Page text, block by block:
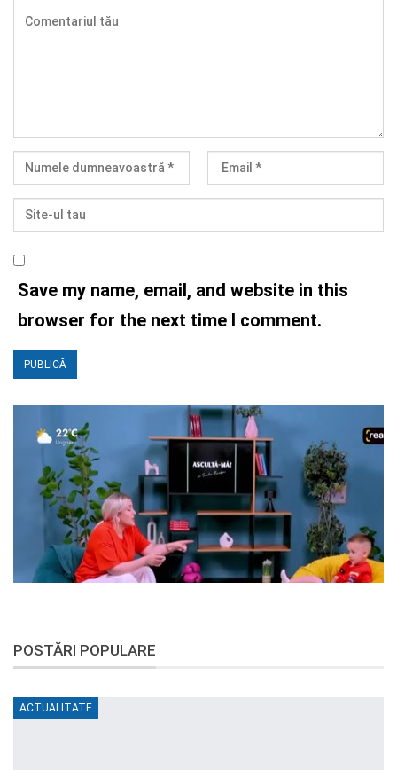
Save my name, email, and website in this
browser for the next time I comment.
POSTĂRI POPULARE
ACTUALITATE